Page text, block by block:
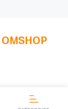
OMSHOP